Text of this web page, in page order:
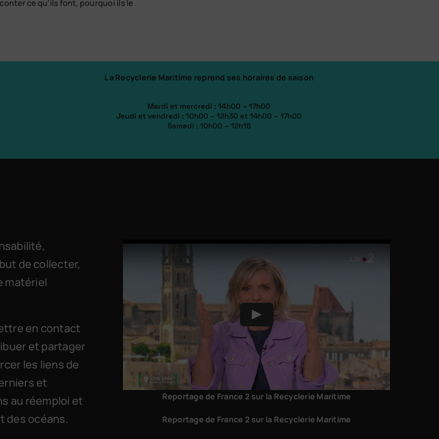
ce qu’ils font, pourquoi ils le
La Recyclerie Maritime reprend ses horaires de saison
Mardi et mercredi : 14h00 – 17h00
Jeudi et vendredi : 10h00 – 12h30 et 14h00 – 17h00
Samedi : 10h00 – 12h15
de collecter,
matériel
en contact
et partager
les liens de
et
au réemploi et
des océans.
Reportage de France 2 sur la Recyclerie Maritime
Reportage de France 2 sur la Recyclerie Maritime